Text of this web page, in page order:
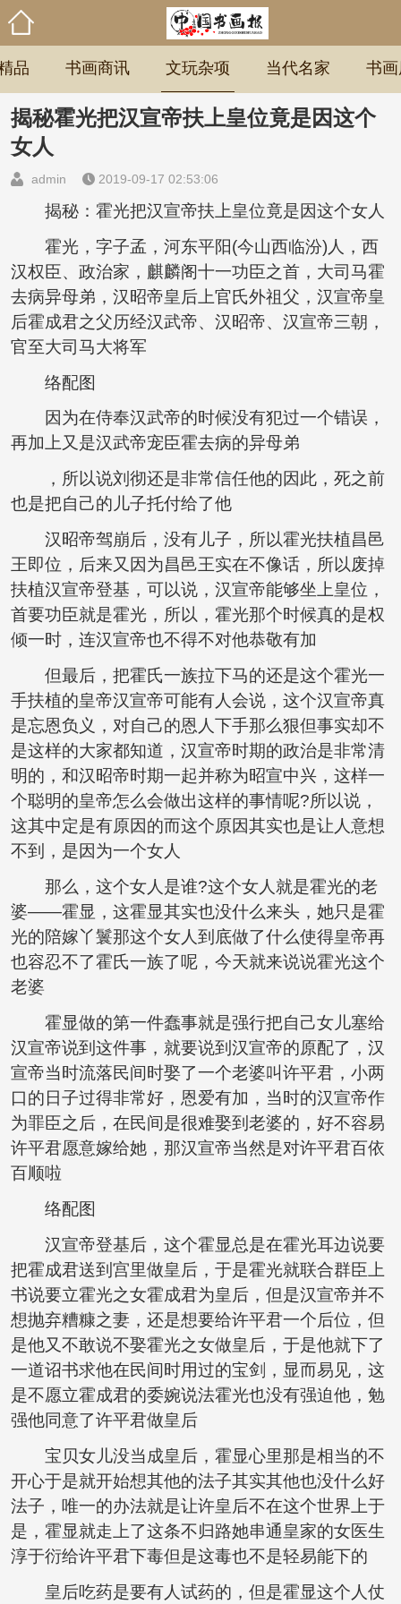
品 书画商讯 文玩杂项 当代名家 书
揭秘霍光把汉宣帝扶上皇位竟是因这个
女人
admin 2019-09-17 02:53:06
揭秘：霍光把汉宣帝扶上皇位竟是因这个女人
霍光，字子孟，河东平阳(今山西临汾)人，西
汉权臣、政治家，麒麟阁十一功臣之首，大司马霍
去病异母弟，汉昭帝皇后上官氏外祖父，汉宣帝皇
后霍成君之父历经汉武帝、汉昭帝、汉宣帝三朝，
官至大司马大将军
络配图
因为在侍奉汉武帝的时候没有犯过一个错误，
再加上又是汉武帝宠臣霍去病的异母弟
，所以说刘彻还是非常信任他的因此，死之前
也是把自己的儿子托付给了他
汉昭帝驾崩后，没有儿子，所以霍光扶植昌邑
王即位，后来又因为昌邑王实在不像话，所以废掉
扶植汉宣帝登基，可以说，汉宣帝能够坐上皇位，
首要功臣就是霍光，所以，霍光那个时候真的是权
倾一时，连汉宣帝也不得不对他恭敬有加
但最后，把霍氏一族拉下马的还是这个霍光一
手扶植的皇帝汉宣帝可能有人会说，这个汉宣帝真
是忘恩负义，对自己的恩人下手那么狠但事实却不
是这样的大家都知道，汉宣帝时期的政治是非常清
明的，和汉昭帝时期一起并称为昭宣中兴，这样一
个聪明的皇帝怎么会做出这样的事情呢?所以说，
这其中定是有原因的而这个原因其实也是让人意想
不到，是因为一个女人
那么，这个女人是谁?这个女人就是霍光的老
婆——霍显，这霍显其实也没什么来头，她只是霍
光的陪嫁丫鬟那这个女人到底做了什么使得皇帝再
也容忍不了霍氏一族了呢，今天就来说说霍光这个
老婆
霍显做的第一件蠢事就是强行把自己女儿塞给
汉宣帝说到这件事，就要说到汉宣帝的原配了，汉
宣帝当时流落民间时娶了一个老婆叫许平君，小两
口的日子过得非常好，恩爱有加，当时的汉宣帝作
为罪臣之后，在民间是很难娶到老婆的，好不容易
许平君愿意嫁给她，那汉宣帝当然是对许平君百依
百顺啦
络配图
汉宣帝登基后，这个霍显总是在霍光耳边说要
把霍成君送到宫里做皇后，于是霍光就联合群臣上
书说要立霍光之女霍成君为皇后，但是汉宣帝并不
想抛弃糟糠之妻，还是想要给许平君一个后位，但
是他又不敢说不娶霍光之女做皇后，于是他就下了
一道诏书求他在民间时用过的宝剑，显而易见，这
是不愿立霍成君的委婉说法霍光也没有强迫他，勉
强他同意了许平君做皇后
宝贝女儿没当成皇后，霍显心里那是相当的不
开心于是就开始想其他的法子其实其他也没什么好
法子，唯一的办法就是让许皇后不在这个世界上于
是，霍显就走上了这条不归路她串通皇家的女医生
淳于衍给许平君下毒但是这毒也不是轻易能下的
皇后吃药是要有人试药的，但是霍显这个人仗